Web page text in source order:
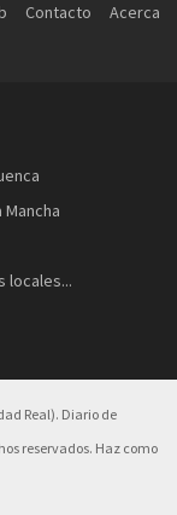
Contacto
Acerca
Mancha
locales...
Real). Diario de
reservados. Haz como